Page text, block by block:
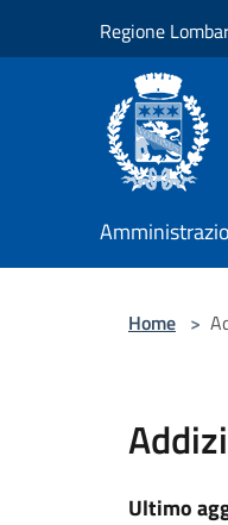
Regione
Home >
Ultimo